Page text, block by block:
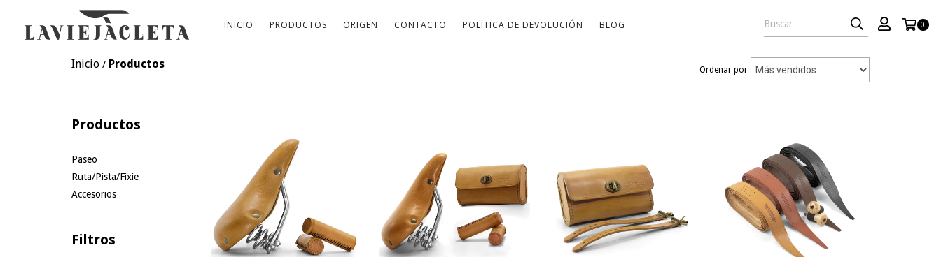
INICIO PRODUCTOS ORIGEN CONTACTO POLÍTICA DE DEVOLUCIÓN BLOG 0
Inicio / Productos Ordenar por
Productos
Paseo
Ruta/Pista/Fixie
Accesorios
Filtros